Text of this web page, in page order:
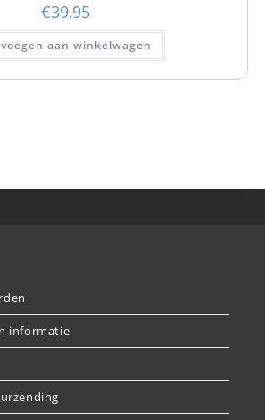
€39,95
aan winkelwagen
informatie